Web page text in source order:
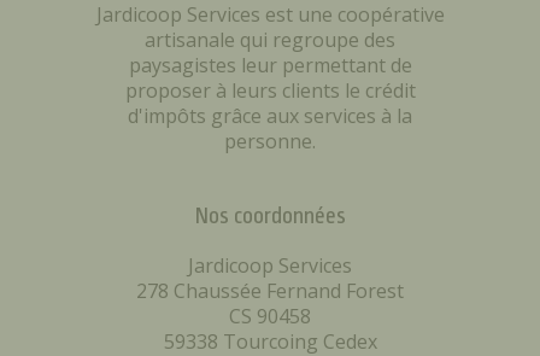
Jardicoop Services est une coopérative
artisanale qui regroupe des
paysagistes leur permettant de
proposer à leurs clients le crédit
d'impôts grâce aux services à la
personne.
Nos coordonnées
Jardicoop Services
278 Chaussée Fernand Forest
CS 90458
59338 Tourcoing Cedex